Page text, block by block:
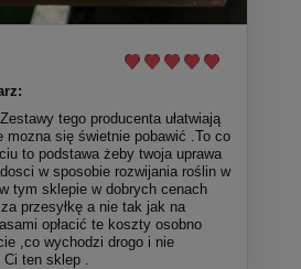
tego producenta ułatwiają
mozna się świetnie pobawić .To co
to podstawa żeby twoja uprawa
w sposobie rozwijania roślin w
tym sklepie w dobrych cenach
przesyłkę a nie tak jak na
opłacić te koszty osobno
,co wychodzi drogo i nie
ten sklep .